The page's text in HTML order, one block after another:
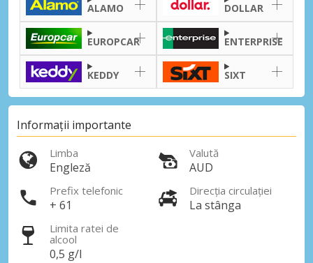
ALAMO DOLLAR
EUROPCAR ENTERPRISE
KEDDY SIXT
Informații importante
Limba
Engleză
Valută
AUD
Prefix telefonic
+ 61
Direcția circulației
La stânga
Limita ratei de
alcool
0,5 g/l